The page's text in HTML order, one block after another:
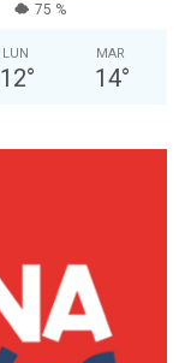
75 %
LUN
12°
MAR
14°